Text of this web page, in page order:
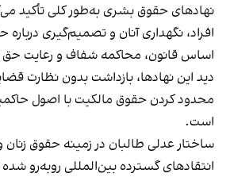
نهادهای حقوق بشری به‌طور کلی تأکید
افراد، نگهداری آنان و تصمیم‌گیری درباره
اساس قانون، محاکمه شفاف و رعایت حق
دید این نهادها، بازداشت بدون نظارت
محدود کردن حقوق مالکیت با اصول
است.
ساختار عدلی طالبان در زمینه حقوق زنان
انتقادهای گسترده بین‌المللی روبه‌رو